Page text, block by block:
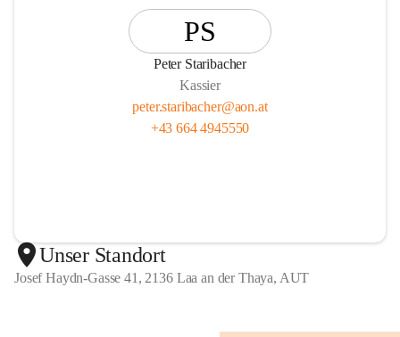
PS
Peter Staribacher
Kassier
peter.staribacher@aon.at
+43 664 4945550
Unser Standort
Josef Haydn-Gasse 41, 2136 Laa an der Thaya, AUT